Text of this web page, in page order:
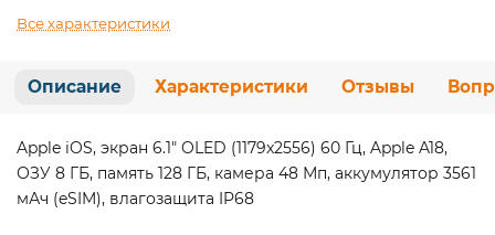
Все характеристики
Описание Характеристики Отзывы
Apple iOS, экран 6.1" OLED (1179x2556) 60 Гц, Apple A18,
ОЗУ 8 ГБ, память 128 ГБ, камера 48 Мп, аккумулятор 3561
мАч (eSIM), влагозащита IP68